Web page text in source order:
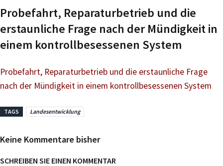
Probefahrt, Reparaturbetrieb und die
erstaunliche Frage nach der Mündigkeit in
einem kontrollbesessenen System
Probefahrt, Reparaturbetrieb und die erstaunliche Frage
nach der Mündigkeit in einem kontrollbesessenen System
TAGS Landesentwicklung
Keine Kommentare bisher
SCHREIBEN SIE EINEN KOMMENTAR